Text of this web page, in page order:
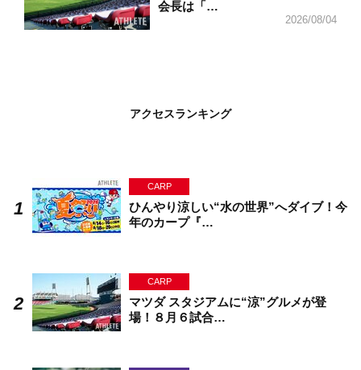
会長は「…
2026/08/04
アクセスランキング
CARP
ひんやり涼しい“水の世界”へダイブ！今
年のカープ『…
CARP
マツダ スタジアムに“涼”グルメが登
場！８月６試合…